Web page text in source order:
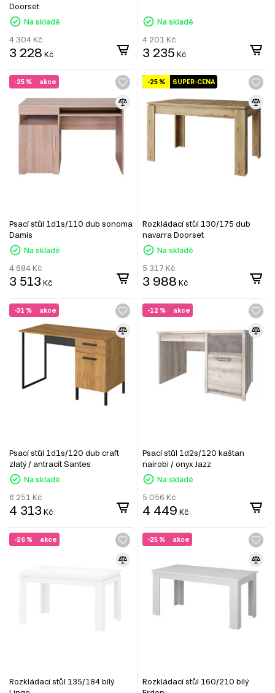
Doorset
Na skladě
4 304 Kč
3 228 Kč
Na skladě
4 201 Kč
3 235 Kč
akce
-25 %
Psací stůl 1d1s/110 dub sonoma
Damis
Na skladě
4 684 Kč
3 513 Kč
SUPER-CENA
-25 %
Rozkládací stůl 130/175 dub
navarra Doorset
Na skladě
5 317 Kč
3 988 Kč
akce
-31 %
Psací stůl 1d1s/120 dub craft
zlatý / antracit Santes
Na skladě
6 251 Kč
4 313 Kč
akce
-12 %
Psací stůl 1d2s/120 kaštan
nairobi / onyx Jazz
Na skladě
5 056 Kč
4 449 Kč
akce
-26 %
Rozkládací stůl 135/184 bílý
akce
-25 %
Rozkládací stůl 160/210 bílý